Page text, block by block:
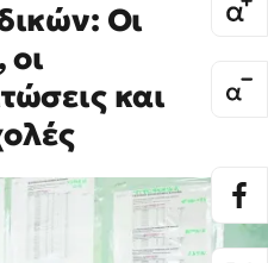
Οι
οι
και